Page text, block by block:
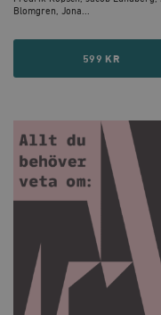
Blomgren, Jona...
599 KR
_hjFirstSeen